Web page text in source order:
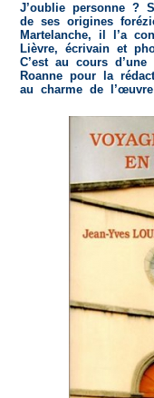
J’oublie personne ?
de ses origines
Martelanche, il l’a
Lièvre, écrivain et
C’est au cours
Roanne pour la
au charme de